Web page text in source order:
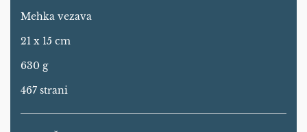
Mehka vezava
21 x 15 cm
630 g
467 strani